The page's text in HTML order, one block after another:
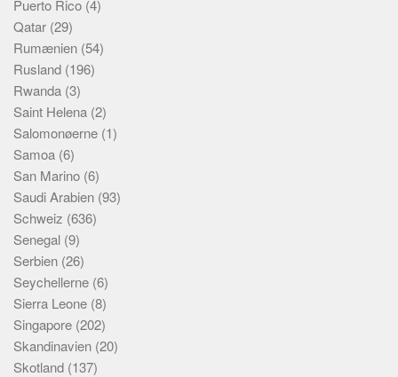
Puerto Rico (4)
Qatar (29)
Rumænien (54)
Rusland (196)
Rwanda (3)
Saint Helena (2)
Salomonøerne (1)
Samoa (6)
San Marino (6)
Saudi Arabien (93)
Schweiz (636)
Senegal (9)
Serbien (26)
Seychellerne (6)
Sierra Leone (8)
Singapore (202)
Skandinavien (20)
Skotland (137)